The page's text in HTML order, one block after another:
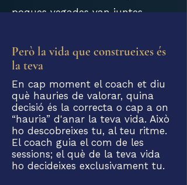
poques vegades van juntes.
Però la vida que construeixes és
la teva
En cap moment el coach et diu
què hauries de valorar, quina
decisió és la correcta o cap a on
“hauria” d'anar la teva vida. Això
ho descobreixes tu, al teu ritme.
El coach guia el com de les
sessions; el què de la teva vida
ho decideixes exclusivament tu.